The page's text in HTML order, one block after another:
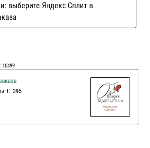
выберите Яндекс Сплит в
10499
+: 395